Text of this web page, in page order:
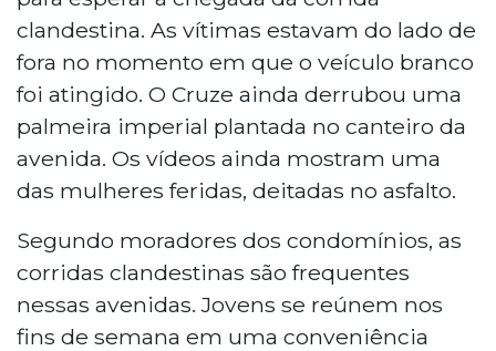
clandestina. As vítimas estavam do lado de
fora no momento em que o veículo branco
foi atingido. O Cruze ainda derrubou uma
palmeira imperial plantada no canteiro da
avenida. Os vídeos ainda mostram uma
das mulheres feridas, deitadas no asfalto.
Segundo moradores dos condomínios, as
corridas clandestinas são frequentes
nessas avenidas. Jovens se reúnem nos
fins de semana em uma conveniência